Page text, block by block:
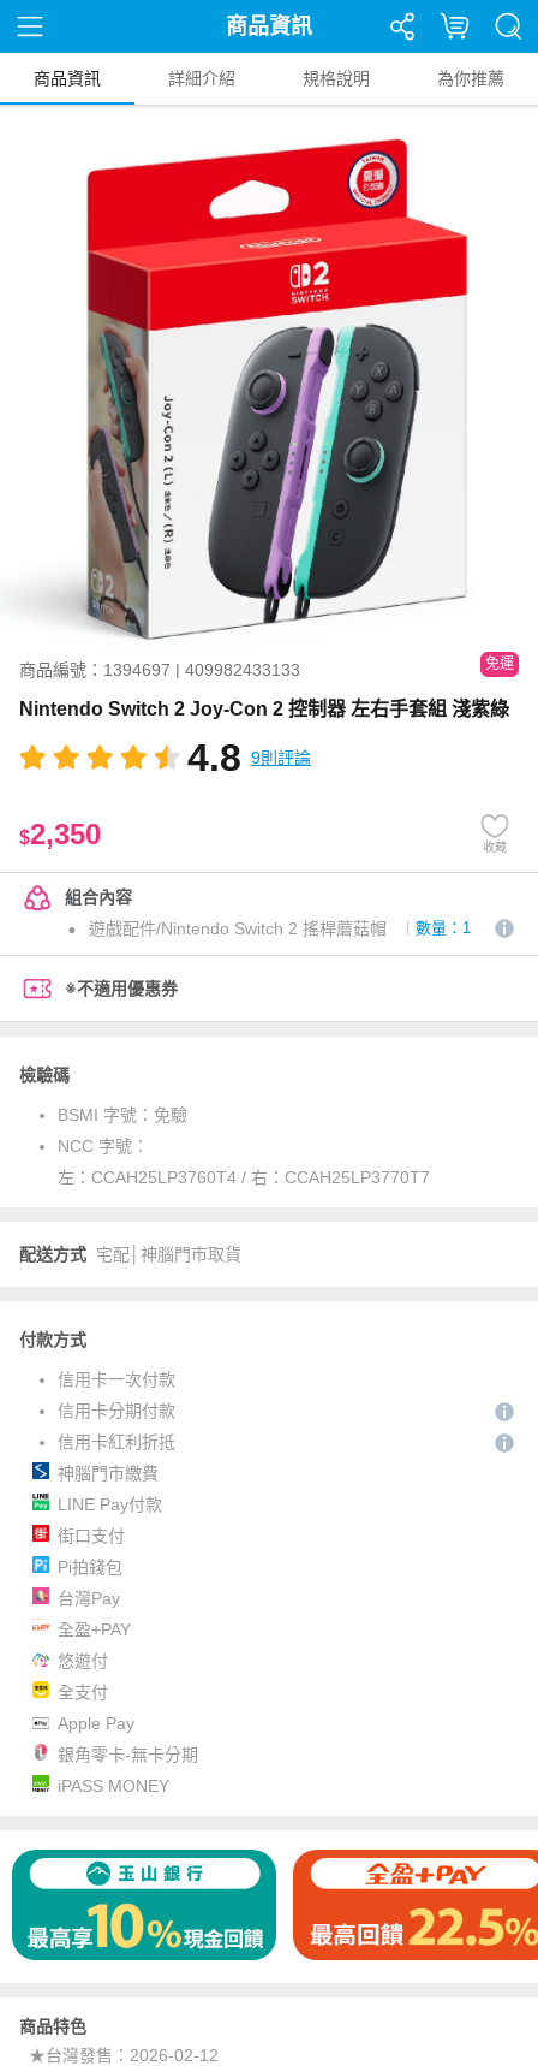
商品資訊
商品資訊 詳細介紹 規格說明 為你推薦
商品編號：1394697 | 409982433133 免運
Nintendo Switch 2 Joy-Con 2 控制器 左右手套組 淺紫綠
4.8 9則評論
$2,350 收藏
組合內容
遊戲配件/Nintendo Switch 2 搖桿蘑菇帽
數量：1
※不適用優惠券
檢驗碼
BSMI 字號： 免驗
NCC 字號：
左：CCAH25LP3760T4 / 右：CCAH25LP3770T7
配送方式 宅配│神腦門市取貨
付款方式
信用卡一次付款
信用卡分期付款
信用卡紅利折抵
神腦門市繳費
LINE Pay付款
街口支付
Pi拍錢包
台灣Pay
全盈+PAY
悠遊付
全支付
Apple Pay
銀角零卡-無卡分期
iPASS MONEY
商品特色
★台灣發售：2026-02-12